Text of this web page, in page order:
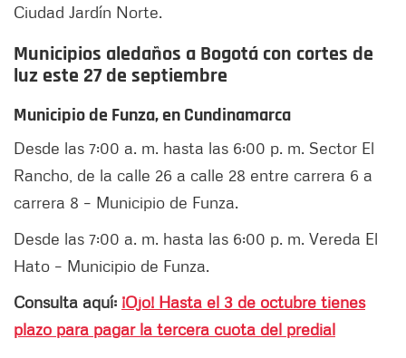
Ciudad Jardín Norte.
Municipios aledaños a Bogotá con cortes de
luz este 27 de septiembre
Municipio de Funza, en Cundinamarca
Desde las 7:00 a. m. hasta las 6:00 p. m. Sector El
Rancho, de la calle 26 a calle 28 entre carrera 6 a
carrera 8 – Municipio de Funza.
Desde las 7:00 a. m. hasta las 6:00 p. m. Vereda El
Hato – Municipio de Funza.
Consulta aquí: ¡Ojo! Hasta el 3 de octubre tienes
plazo para pagar la tercera cuota del predial